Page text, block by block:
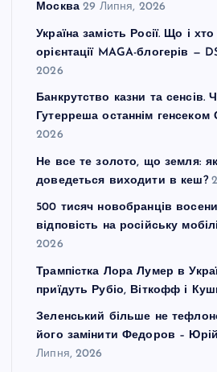
Москва 29 Липня, 2026
Україна замість Росії. Що і
орієнтації MAGA-блогерів —
2026
Банкрутство казни та сенсів.
Гутерреша останнім
2026
Не все те золото, що земля:
доведеться виходити в кеш?
500 тисяч новобранців
відповість на російську
2026
Трампістка Лора Лумер в
приїдуть Рубіо, Віткофф і
Зеленський більше не
його замінити Федоров –
Липня, 2026